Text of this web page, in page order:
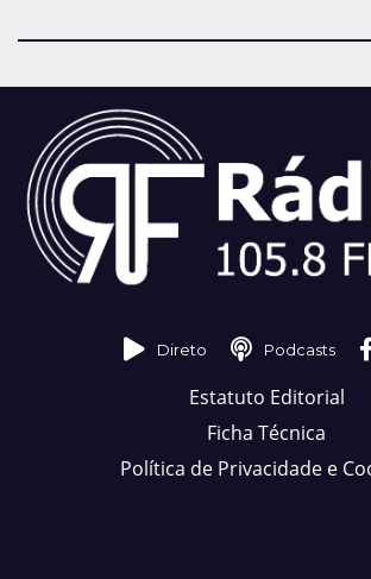
Direto Podcasts
Estatuto Editorial
Ficha Técnica
Política de Privacidade e